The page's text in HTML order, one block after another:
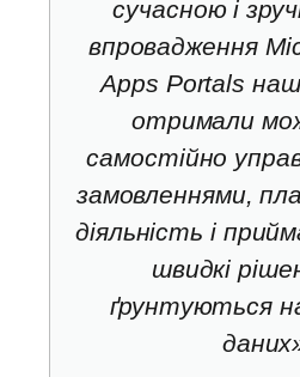
сучасною і
впровадження
Apps Portals
отримали
самостійно
замовленнями,
діяльність і
швидкі
ґрунтуються